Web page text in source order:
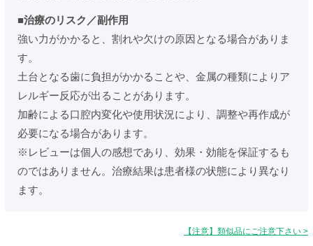
■治療のリスク／副作用
強い力がかかると、割れや欠けの原因となる場合がありま
す。
土台となる歯に負担がかかることや、金属の種類によりア
レルギー反応が出ることがあります。
加齢による口腔内変化や使用状況により、調整や再作成が
必要になる場合があります。
※レビューは個人の感想であり、効果・効能を保証するも
のではありません。治療結果は患者様の状態により異なり
ます。
【注意】類似品にご注意下さい >